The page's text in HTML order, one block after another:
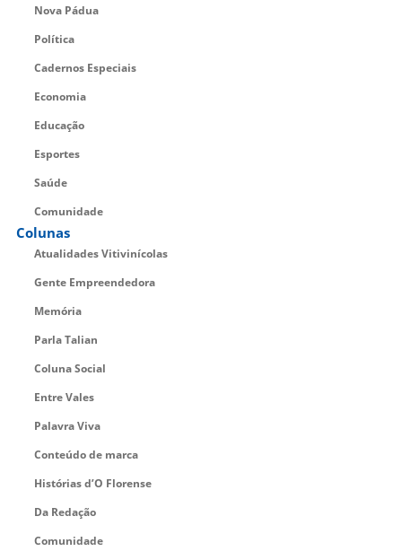
Nova Pádua
Política
Cadernos Especiais
Economia
Educação
Esportes
Saúde
Comunidade
Colunas
Atualidades Vitivinícolas
Gente Empreendedora
Memória
Parla Talian
Coluna Social
Entre Vales
Palavra Viva
Conteúdo de marca
Histórias d’O Florense
Da Redação
Comunidade